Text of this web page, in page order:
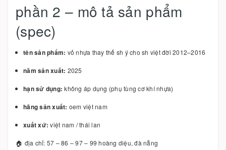
phần 2 – mô tả sản phẩm
(spec)
tên sản phẩm: vỏ nhựa thay thế sh ý cho sh việt đời 2012–2016
năm sản xuất: 2025
hạn sử dụng: không áp dụng (phụ tùng cơ khí nhựa)
hãng sản xuất: oem việt nam
xuất xứ: việt nam / thái lan
🏠 địa chỉ: 57 – 86 – 97 – 99 hoàng diệu, đà nẵng